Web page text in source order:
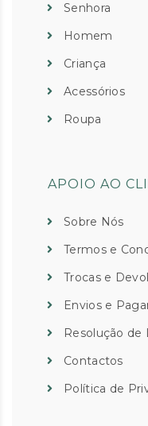
Senhora
Homem
Criança
Acessórios
Roupa
APOIO AO
Sobre Nós
Termos e
Trocas e
Envios e
Resolução de
Contactos
Política de